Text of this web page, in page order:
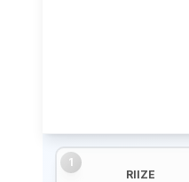
1
RIIZE